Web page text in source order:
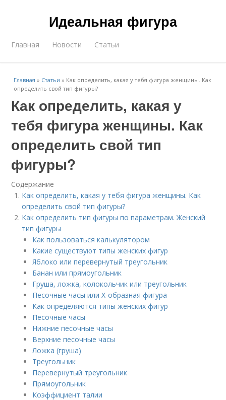
Идеальная фигура
Главная Новости Статьи
Главная » Статьи » Как определить, какая у тебя фигура женщины. Как
определить свой тип фигуры?
Как определить, какая у
тебя фигура женщины. Как
определить свой тип
фигуры?
Содержание
Как определить, какая у тебя фигура женщины. Как
определить свой тип фигуры?
Как определить тип фигуры по параметрам. Женский
тип фигуры
Как пользоваться калькулятором
Какие существуют типы женских фигур
Яблоко или перевернутый треугольник
Банан или прямоугольник
Груша, ложка, колокольчик или треугольник
Песочные часы или Х-образная фигура
Как определяются типы женских фигур
Песочные часы
Нижние песочные часы
Верхние песочные часы
Ложка (груша)
Треугольник
Перевернутый треугольник
Прямоугольник
Коэффициент талии